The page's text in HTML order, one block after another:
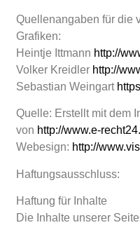
Quellenangaben für die
Grafiken:
Heintje Ittmann http://
Volker Kreidler http://
Sebastian Weingart
Quelle: Erstellt mit dem
von http://www.e-
Webesign: http://
Haftungsausschluss:
Haftung für Inhalte
Die Inhalte unserer